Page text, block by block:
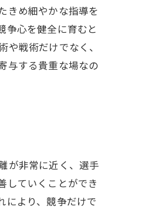
きめ細やかな指導を
争心を健全に育むと
戦術だけでなく、
与する貴重な場なの
が非常に近く、選手
していくことができ
により、競争だけで